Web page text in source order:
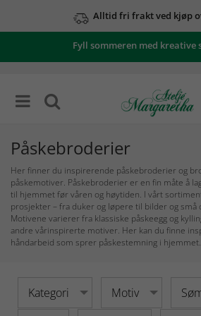
Se våre tilbud
Fyll sommeren med kreative
Påskebroderier
Her finner du inspirerende påskebroderier og
påskemotiver. Påskebroderier er en fin måte å
til hjemmet før våren og høytiden. I vårt
prosjekter – fra duker og løpere til bilder og små
Motivene varierer fra klassiske påskeegg og
andre vårinspirerte motiver. Her kan du finne
håndarbeid som sprer påskestemning i hjemmet.
Kategori Motiv